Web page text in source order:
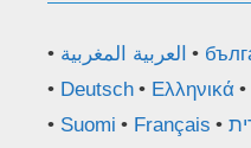
العربية المغربية
Deutsch
Ελληνικά
Suomi
Français